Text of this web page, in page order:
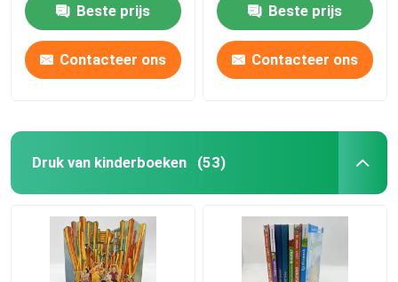
Beste prijs
Contacteer ons
Beste prijs
Contacteer ons
Druk van kinderboeken (53)